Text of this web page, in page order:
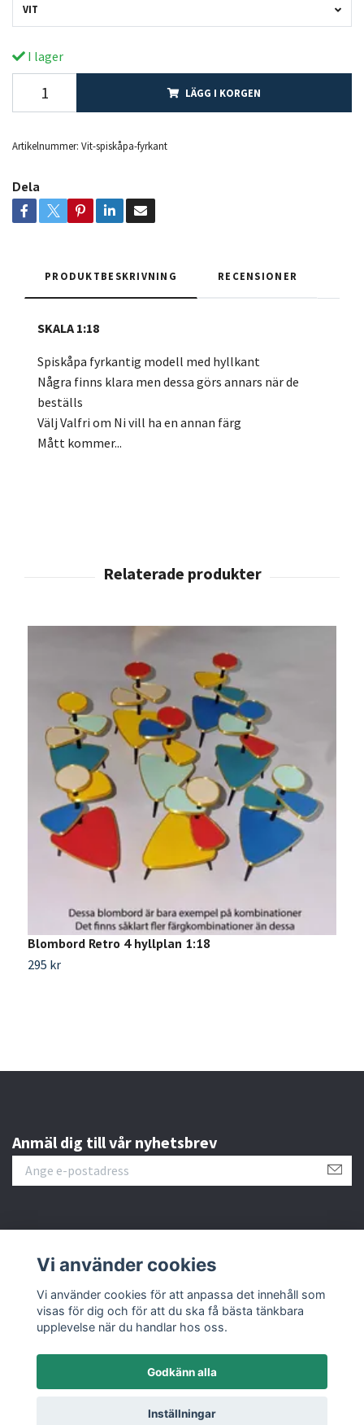
VIT
I lager
LÄGG I KORGEN
Artikelnummer: Vit-spiskåpa-fyrkant
Dela
PRODUKTBESKRIVNING RECENSIONER
SKALA 1:18
Spiskåpa fyrkantig modell med hyllkant
Några finns klara men dessa görs annars när de
beställs
Välj Valfri om Ni vill ha en annan färg
Mått kommer...
Blombord Retro 4 hyllplan 1:18
295 kr
Anmäl dig till vår nyhetsbrev
Sociala medier
© 2026 M&C Miniatures
Vi använder cookies
Vi använder cookies för att anpassa det innehåll som
visas för dig och för att du ska få bästa tänkbara
upplevelse när du handlar hos oss.
Godkänn alla
Inställningar